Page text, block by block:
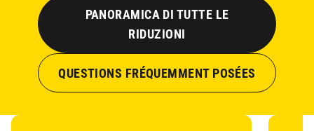
PANORAMICA DI TUTTE LE
RIDUZIONI
QUESTIONS FRÉQUEMMENT POSÉES